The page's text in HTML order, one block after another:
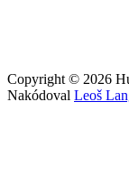
Copyright © 2026
Nakódoval Leoš